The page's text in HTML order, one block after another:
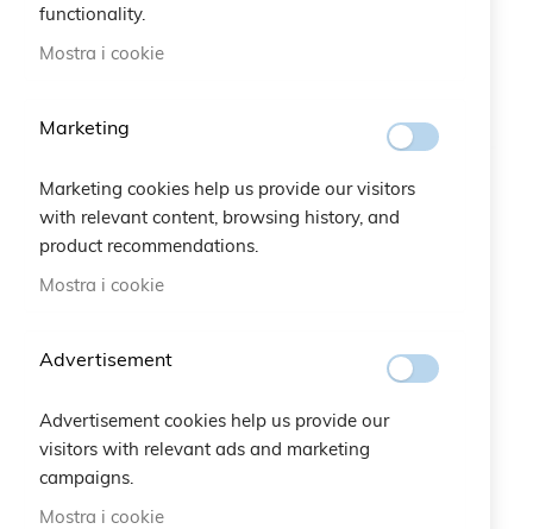
functionality.
Mostra i cookie
Marketing
Marketing cookies help us provide our visitors
with relevant content, browsing history, and
product recommendations.
Mostra i cookie
Advertisement
Advertisement cookies help us provide our
visitors with relevant ads and marketing
campaigns.
Mostra i cookie